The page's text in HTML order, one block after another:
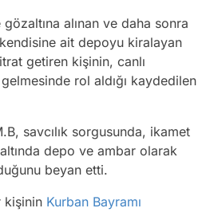
alınan ve daha sonra
ait depoyu kiralayan
getiren kişinin, canlı
rol aldığı kaydedilen
savcılık sorgusunda, ikamet
depo ve ambar olarak
beyan etti.
kişinin Kurban Bayramı